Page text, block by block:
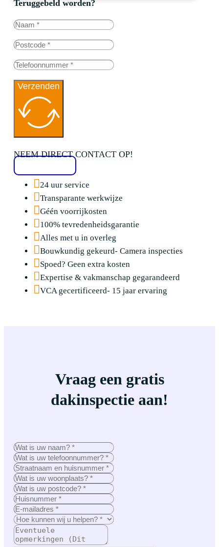
Teruggebeld worden?
Verzenden
NEEM DIRECT CONTACT OP!
24 uur service
Transparante werkwijze
Géén voorrijkosten
100% tevredenheidsgarantie
Alles met u in overleg
Bouwkundig gekeurd- Camera inspecties
Spoed? Geen extra kosten
Expertise & vakmanschap gegarandeerd
VCA gecertificeerd- 15 jaar ervaring
Vraag een gratis
dakinspectie aan!